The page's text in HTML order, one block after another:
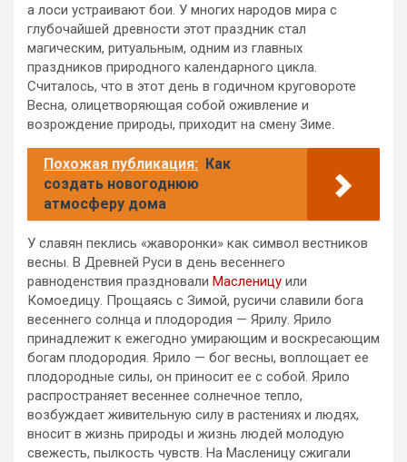
а лоси устраивают бои. У многих народов мира с
глубочайшей древности этот праздник стал
магическим, ритуальным, одним из главных
праздников природного календарного цикла.
Считалось, что в этот день в годичном круговороте
Весна, олицетворяющая собой оживление и
возрождение природы, приходит на смену Зиме.
Похожая публикация: Как
создать новогоднюю
атмосферу дома
У славян пеклись «жаворонки» как символ вестников
весны. В Древней Руси в день весеннего
равноденствия праздновали Масленицу или
Комоедицу. Прощаясь с Зимой, русичи славили бога
весеннего солнца и плодородия — Ярилу. Ярило
принадлежит к ежегодно умирающим и воскресающим
богам плодородия. Ярило — бог весны, воплощает ее
плодородные силы, он приносит ее с собой. Ярило
распространяет весеннее солнечное тепло,
возбуждает живительную силу в растениях и людях,
вносит в жизнь природы и жизнь людей молодую
свежесть, пылкость чувств. На Масленицу сжигали